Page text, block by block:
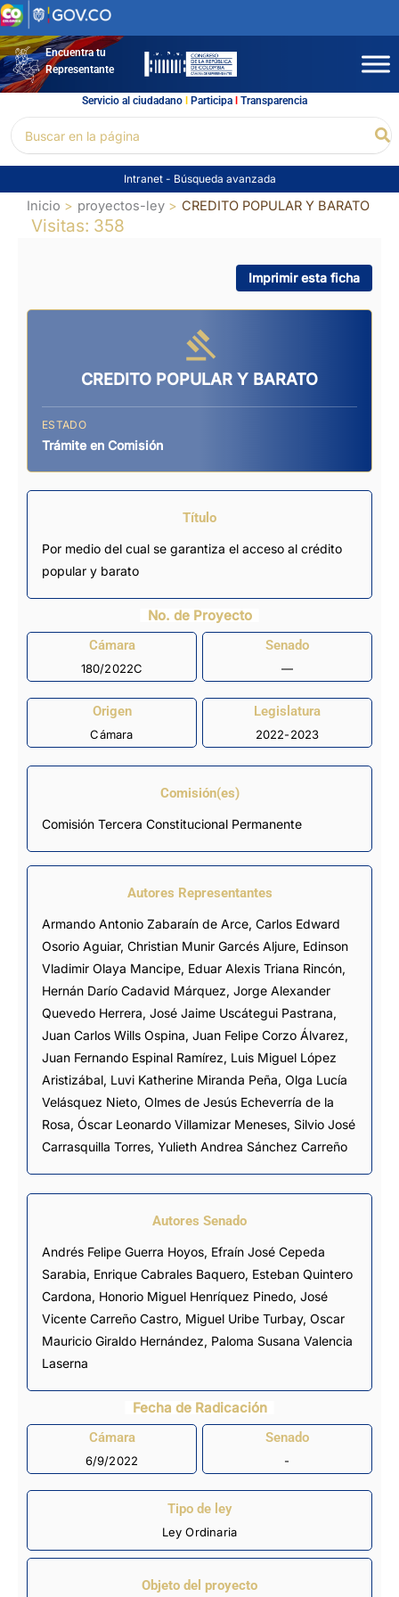
Ir
al
contenidoEncuentra tu
Representante
Servicio al ciudadano l Participal Transparencia
por:
Intranet - Búsqueda avanzada
Inicio proyectos-ley CREDITO POPULAR Y BARATO
Visitas: 358
Imprimir esta ficha
CREDITO POPULAR Y BARATO
ESTADO
Trámite en Comisión
Título
Por medio del cual se garantiza el acceso al crédito
popular y barato
No. de Proyecto
Cámara
180/2022C
Senado
—
Origen
Cámara
Legislatura
2022-2023
Comisión(es)
Comisión Tercera Constitucional Permanente
Autores Representantes
Armando Antonio Zabaraín de Arce, Carlos Edward
Osorio Aguiar, Christian Munir Garcés Aljure, Edinson
Vladimir Olaya Mancipe, Eduar Alexis Triana Rincón,
Hernán Darío Cadavid Márquez, Jorge Alexander
Quevedo Herrera, José Jaime Uscátegui Pastrana,
Juan Carlos Wills Ospina, Juan Felipe Corzo Álvarez,
Juan Fernando Espinal Ramírez, Luis Miguel López
Aristizábal, Luvi Katherine Miranda Peña, Olga Lucía
Velásquez Nieto, Olmes de Jesús Echeverría de la
Rosa, Óscar Leonardo Villamizar Meneses, Silvio José
Carrasquilla Torres, Yulieth Andrea Sánchez Carreño
Autores Senado
Andrés Felipe Guerra Hoyos, Efraín José Cepeda
Sarabia, Enrique Cabrales Baquero, Esteban Quintero
Cardona, Honorio Miguel Henríquez Pinedo, José
Vicente Carreño Castro, Miguel Uribe Turbay, Oscar
Mauricio Giraldo Hernández, Paloma Susana Valencia
Laserna
Fecha de Radicación
Cámara
6/9/2022
Senado
-
Tipo de ley
Ley Ordinaria
Objeto del proyecto